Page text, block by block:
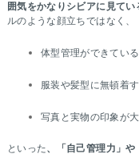
囲気をかなりシビアに見てい
ルのような顔立ちではなく、
体型管理ができてい
服装や髪型に無頓着
写真と実物の印象が
といった、「自己管理力」や